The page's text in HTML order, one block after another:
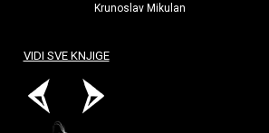
Krunoslav Mikulan
VIDI SVE KNJIGE